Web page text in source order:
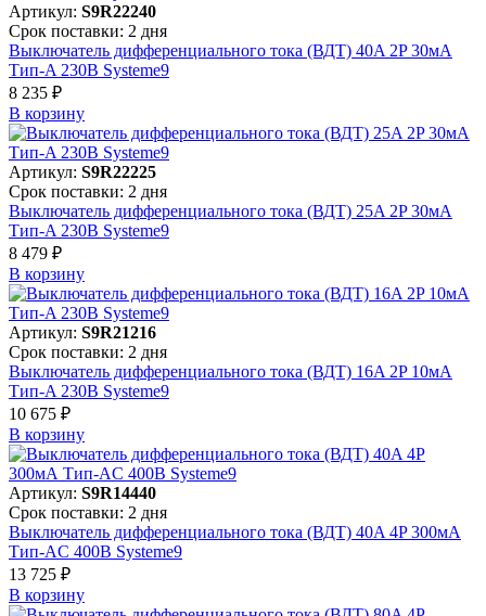
Артикул: S9R22240
Срок поставки: 2 дня
Выключатель дифференциального тока (ВДТ) 40A 2P 30мА
Тип-A 230В Systeme9
8 235 ₽
В корзинy
Артикул: S9R22225
Срок поставки: 2 дня
Выключатель дифференциального тока (ВДТ) 25A 2P 30мА
Тип-A 230В Systeme9
8 479 ₽
В корзинy
Артикул: S9R21216
Срок поставки: 2 дня
Выключатель дифференциального тока (ВДТ) 16A 2P 10мА
Тип-A 230В Systeme9
10 675 ₽
В корзинy
Артикул: S9R14440
Срок поставки: 2 дня
Выключатель дифференциального тока (ВДТ) 40A 4P 300мА
Тип-AC 400В Systeme9
13 725 ₽
В корзинy